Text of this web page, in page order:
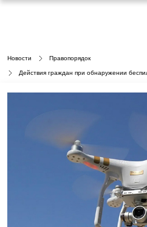
Новости Правопорядок
Действия граждан при обнаружении